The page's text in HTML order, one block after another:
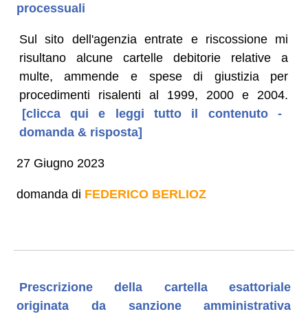
processuali
Sul sito dell'agenzia entrate e riscossione mi
risultano alcune cartelle debitorie relative a
multe, ammende e spese di giustizia per
procedimenti risalenti al 1999, 2000 e 2004.
[clicca qui e leggi tutto il contenuto -
domanda & risposta]
27 Giugno 2023
domanda di FEDERICO BERLIOZ
Prescrizione della cartella esattoriale
originata da sanzione amministrativa